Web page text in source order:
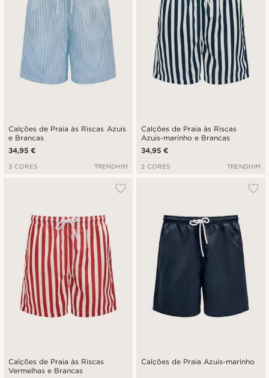
Preço mais alto
Calções de Praia às Riscas Azuis
e Brancas
34,95 €
3 CORES TRENDHIM
Calções de Praia às Riscas
Azuis-marinho e Brancas
34,95 €
2 CORES TRENDHIM
Calções de Praia às Riscas
Vermelhas e Brancas
Calções de Praia Azuis-marinho